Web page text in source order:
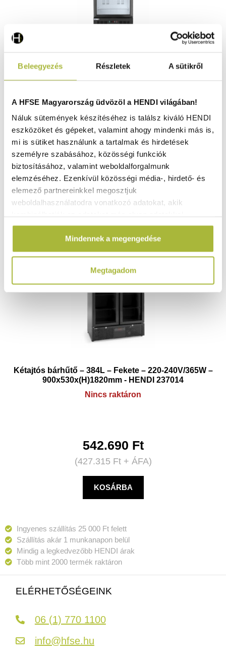
Beleegyezés Részletek A sütikről
A HFSE Magyarország üdvözöl a HENDI világában!
Náluk sütemények készítéséhez is találsz kiváló HENDI
eszközöket és gépeket, valamint ahogy mindenki más is,
mi is sütiket használunk a tartalmak és hirdetések
személyre szabásához, közösségi funkciók
biztosításához, valamint weboldalforgalmunk
elemzéséhez. Ezenkívül közösségi média-, hirdető- és
elemező partnereinkkel megosztjuk
weboldalhasználatodra vonatkozó adatokat, akik
amelyeket Te adtál meg számukra vagy az általad
használt más szolgáltatásokból gyűjtöttek.
Mindennek a megengedése
Megtagadom
600x515x(H)1820 mm - HENDI 233924
357.520Ft
(281.512Ft+ ÁFA)
KOSÁRBA
Kétajtós bárhűtő – 384L – Fekete – 220-240V/365W –
900x530x(H)1820mm - HENDI 237014
Nincs raktáron
542.690 Ft
(427.315 Ft+ ÁFA)
KOSÁRBA
Ingyenes szállítás 25 000 Ft felett
Szállítás akár 1 munkanapon belül
Mindig a legkedvezőbb HENDI árak
Több mint 2000 termék raktáron
ELÉRHETŐSÉGEINK
06 (1) 770 1100
info@hfse.hu